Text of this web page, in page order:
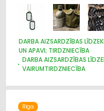
DARBA AIZSARDZĪBAS
UN APAVI; TIRDZNIECĪBA
DARBA AIZSARDZĪBAS
VAIRUMTIRDZNIECĪBA
APAVI: TIRDZNIECĪBA
SUVENĪRI, DĀVANAS
Rīga